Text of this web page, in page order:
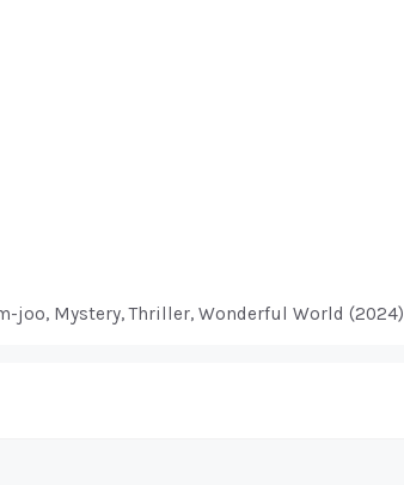
joo, Mystery,Thriller,Wonderful World (2024)